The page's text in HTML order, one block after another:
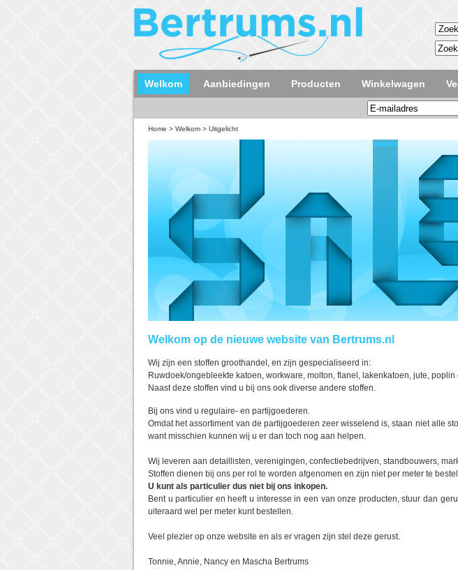
Welkom Aanbiedingen Producten Winkelwagen
Home > Welkom > Uitgelicht
Welkom op de nieuwe website van Bertrums.nl
Wij zijn een stoffen groothandel, en zijn gespecialiseerd in:
Ruwdoek/ongebleekte katoen, workware, molton, flanel, lakenkatoen, jute,
Naast deze stoffen vind u bij ons ook diverse andere stoffen.
Bij ons vind u regulaire- en partijgoederen.
Omdat het assortiment van de partijgoederen zeer wisselend is, staan niet alle
want misschien kunnen wij u er dan toch nog aan helpen.
Wij leveren aan detaillisten, verenigingen, confectiebedrijven, standbouwers,
Stoffen dienen bij ons per rol te worden afgenomen en zijn niet per meter te
U kunt als particulier dus niet bij ons inkopen.
Bent u particulier en heeft u interesse in een van onze producten, stuur dan
uiteraard wel per meter kunt bestellen.
Veel plezier op onze website en als er vragen zijn stel deze gerust.
Tonnie, Annie, Nancy en Mascha Bertrums